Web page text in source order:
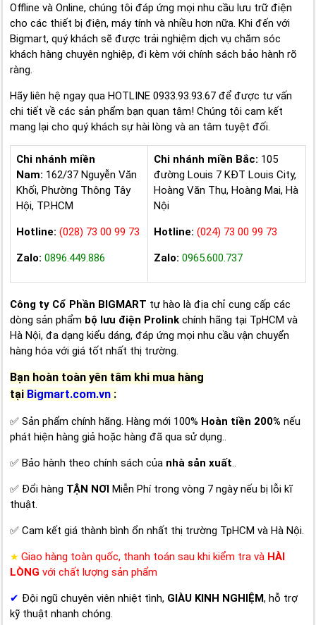
Offline và Online, chúng tôi đáp ứng mọi nhu cầu lưu trữ điện
cho các thiết bị điện, máy tính và nhiều hơn nữa. Khi đến với
Bigmart, quý khách sẽ được trải nghiệm dịch vụ chăm sóc
khách hàng chuyên nghiệp, đi kèm với chính sách bảo hành rõ
ràng.
Hãy liên hệ ngay qua HOTLINE 0933.93.93.67 để được tư vấn
chi tiết về các sản phẩm bạn quan tâm! Chúng tôi cam kết
mang lại cho quý khách sự hài lòng và an tâm tuyệt đối.
Chi nhánh miền
Nam: 162/37 Nguyễn Văn
Khối, Phường Thông Tây
Hội, TP.HCM
Hotline: (028) 73 00 99 73
Zalo: 0896.449.886
Chi nhánh miền Bắc: 105
đường Louis 7 KĐT Louis City,
Hoàng Văn Thụ, Hoàng Mai, Hà
Nội
Hotline: (024) 73 00 99 73
Zalo: 0965.600.737
Công ty Cổ Phần BIGMART tự hào là địa chỉ cung cấp các
dòng sản phẩm bộ lưu điện Prolink chính hãng tại TpHCM và
Hà Nội, đa dạng kiểu dáng, đáp ứng mọi nhu cầu vận chuyển
hàng hóa với giá tốt nhất thị trường.
Bạn hoàn toàn yên tâm khi mua hàng
tại Bigmart.com.vn :
✅ Sản phẩm chính hãng. Hàng mới 100% Hoàn tiền 200% nếu
phát hiện hàng giả hoặc hàng đã qua sử dụng..
✅ Bảo hành theo chính sách của nhà sản xuất..
✅ Đổi hàng TẬN NƠI Miễn Phí trong vòng 7 ngày nếu bị lỗi kĩ
thuật.
✅ Cam kết giá thành bình ổn nhất thị trường TpHCM và Hà Nội.
★ Giao hàng toàn quốc, thanh toán sau khi kiểm tra và HÀI
LÒNG với chất lượng sản phẩm
✔ Đội ngũ chuyên viên nhiệt tình, GIÀU KINH NGHIỆM, hỗ trợ
kỹ thuật nhanh chóng.